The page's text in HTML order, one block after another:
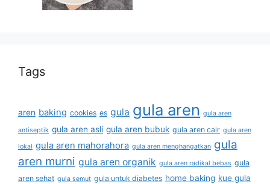
Tags
aren baking cookies es gula gula aren gula aren
antiseptik gula aren asli gula aren bubuk gula aren cair gula aren
lokal gula aren mahorahora gula aren menghangatkan gula
aren murni gula aren organik gula aren radikal bebas gula
aren sehat gula semut gula untuk diabetes home baking kue gula